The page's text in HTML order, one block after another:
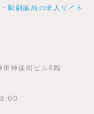
調剤薬局の求人サイト
神保町ビル8階